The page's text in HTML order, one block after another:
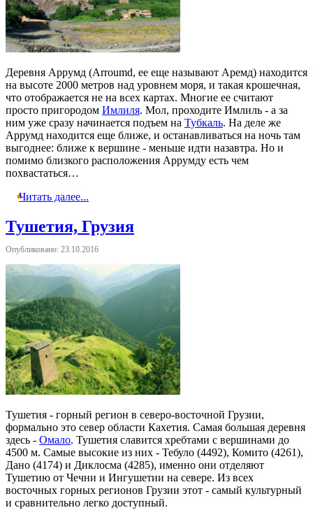
Деревня Аррумд (Arroumd, ее еще называют Аремд) находится
на высоте 2000 метров над уровнем моря, и такая крошечная,
что отображается не на всех картах. Многие ее считают
просто пригородом Имлиля. Мол, проходите Имлиль - а за
ним уже сразу начинается подъем на Тубкаль. На деле же
Аррумд находится еще ближе, и останавливаться на ночь там
выгоднее: ближе к вершине - меньше идти назавтра. Но и
помимо близкого расположения Аррумду есть чем
похвастаться…
Читать далее...
Тушетия, Грузия
Опубликовано: 23.10.2016
Тушетия - горный регион в северо-восточной Грузии,
формально это север области Кахетия. Самая большая деревня
здесь - Омало. Тушетия славится хребтами с вершинами до
4500 м. Самые высокие из них - Тебуло (4492), Комито (4261),
Дано (4174) и Диклосма (4285), именно они отделяют
Тушетию от Чечни и Ингушетии на севере. Из всех
восточных горных регионов Грузии этот - самый культурный
и сравнительно легко доступный.